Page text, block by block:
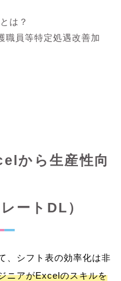
は？
職員等特定処遇改善加
から生産性向
ートDL）
、シフト表の効率化は非
ニアがExcelのスキルを